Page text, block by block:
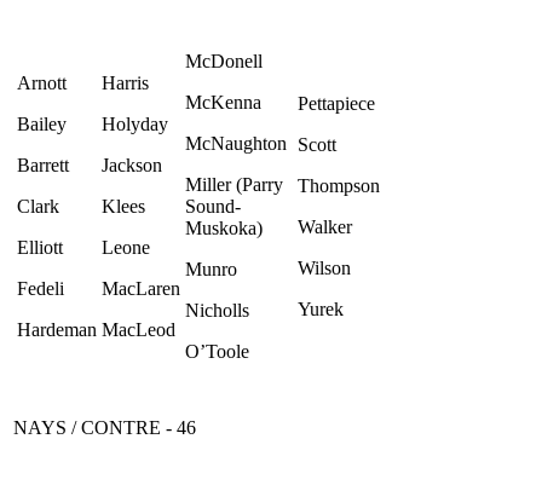
Arnott
Bailey
Barrett
Clark
Elliott
Fedeli
Hardeman
Harris
Holyday
Jackson
Klees
Leone
MacLaren
MacLeod
McDonell
McKenna
McNaughton
Miller (Parry
Sound-
Muskoka)
Munro
Nicholls
O’Toole
Pettapiece
Scott
Thompson
Walker
Wilson
Yurek
NAYS / CONTRE - 46